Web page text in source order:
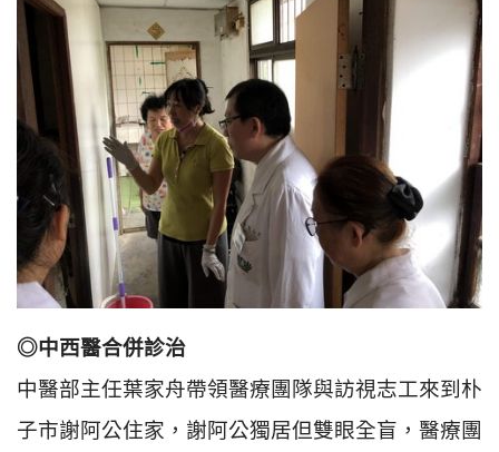
◎中西醫合併診治
中醫部主任葉家舟帶領醫療團隊與訪視志工來到朴
子市謝阿公住家，謝阿公獨居但雙眼全盲，醫療團